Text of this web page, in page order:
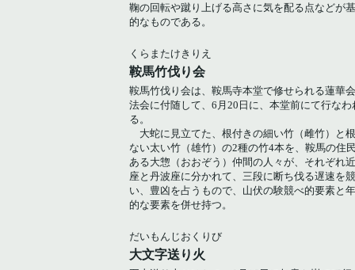
鞠の回転や蹴り上げる高さに気を配る点などが
的なものである。
くらまたけきりえ
鞍馬竹伐り会
鞍馬竹伐り会は、鞍馬寺本堂で修せられる蓮華
法会に付随して、6月20日に、本堂前にて行なわ
る。
大蛇に見立てた、根付きの細い竹（雌竹）と
ない太い竹（雄竹）の2種の竹4本を、鞍馬の住
ある大惣（おおぞう）仲間の人々が、それぞれ
座と丹波座に分かれて、三段に断ち伐る遅速を競
い、豊凶を占うもので、山伏の験競べ的要素と
的な要素を併せ持つ。
だいもんじおくりび
大文字送り火